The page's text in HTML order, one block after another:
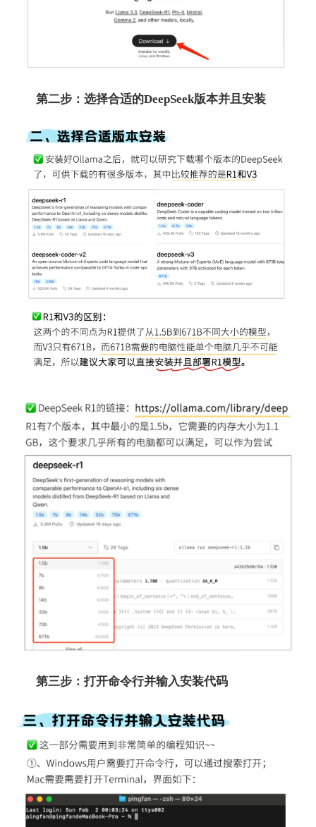
第二步：选择合适的DeepSeek版本并且安装
第三步：打开命令行并输入安装代码